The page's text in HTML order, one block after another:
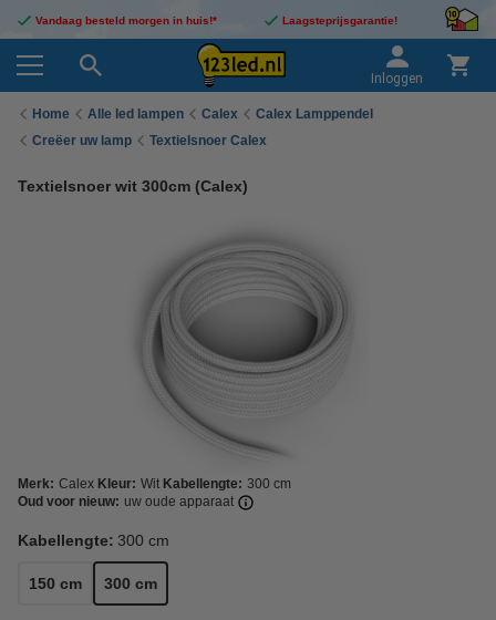
Vandaag besteld morgen in huis!* Laagsteprijsgarantie!
Inloggen
Home Alle led lampen Calex
Calex Lamppendel
Creëer uw lamp
Textielsnoer Calex
Textielsnoer wit 300cm (Calex)
Merk: Calex Kleur: Wit Kabellengte: 300 cm
Oud voor nieuw: uw oude apparaat
Kabellengte: 300 cm
150 cm 300 cm